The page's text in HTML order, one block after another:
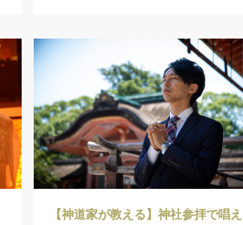
【神道家が教える】神社参拝で唱え